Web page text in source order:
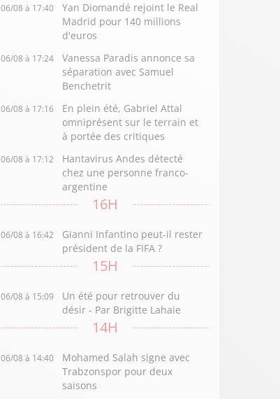
06/08 à 17:40
Yan Diomandé rejoint le Real
Madrid pour 140 millions
d'euros
06/08 à 17:24
Vanessa Paradis annonce sa
séparation avec Samuel
Benchetrit
06/08 à 17:16
En plein été, Gabriel Attal
omniprésent sur le terrain et
à portée des critiques
06/08 à 17:12
Hantavirus Andes détecté
chez une personne franco-
argentine
16H
06/08 à 16:42
Gianni Infantino peut-il rester
président de la FIFA ?
15H
06/08 à 15:09
Un été pour retrouver du
désir - Par Brigitte Lahaie
14H
06/08 à 14:40
Mohamed Salah signe avec
Trabzonspor pour deux
saisons